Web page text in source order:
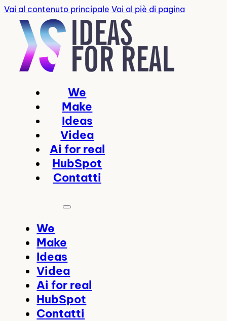
Vai al contenuto principale Vai al piè di pagina
We
Make
Ideas
Videa
Ai for real
HubSpot
Contatti
We
Make
Ideas
Videa
Ai for real
HubSpot
Contatti